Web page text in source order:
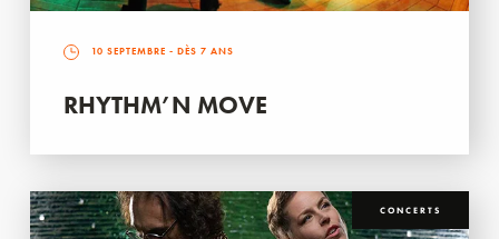
10 SEPTEMBRE - DÈS 7 ANS
RHYTHM’N MOVE
CONCERTS